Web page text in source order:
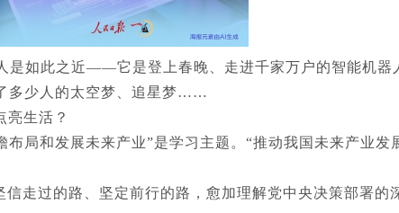
是如此之近——它是登上春晚、走进千家万户的智能机器
多少人的太空梦、追星梦……
生活？
局和发展未来产业”是学习主题。“推动我国未来产业
走过的路、坚定前行的路，愈加理解党中央决策部署的